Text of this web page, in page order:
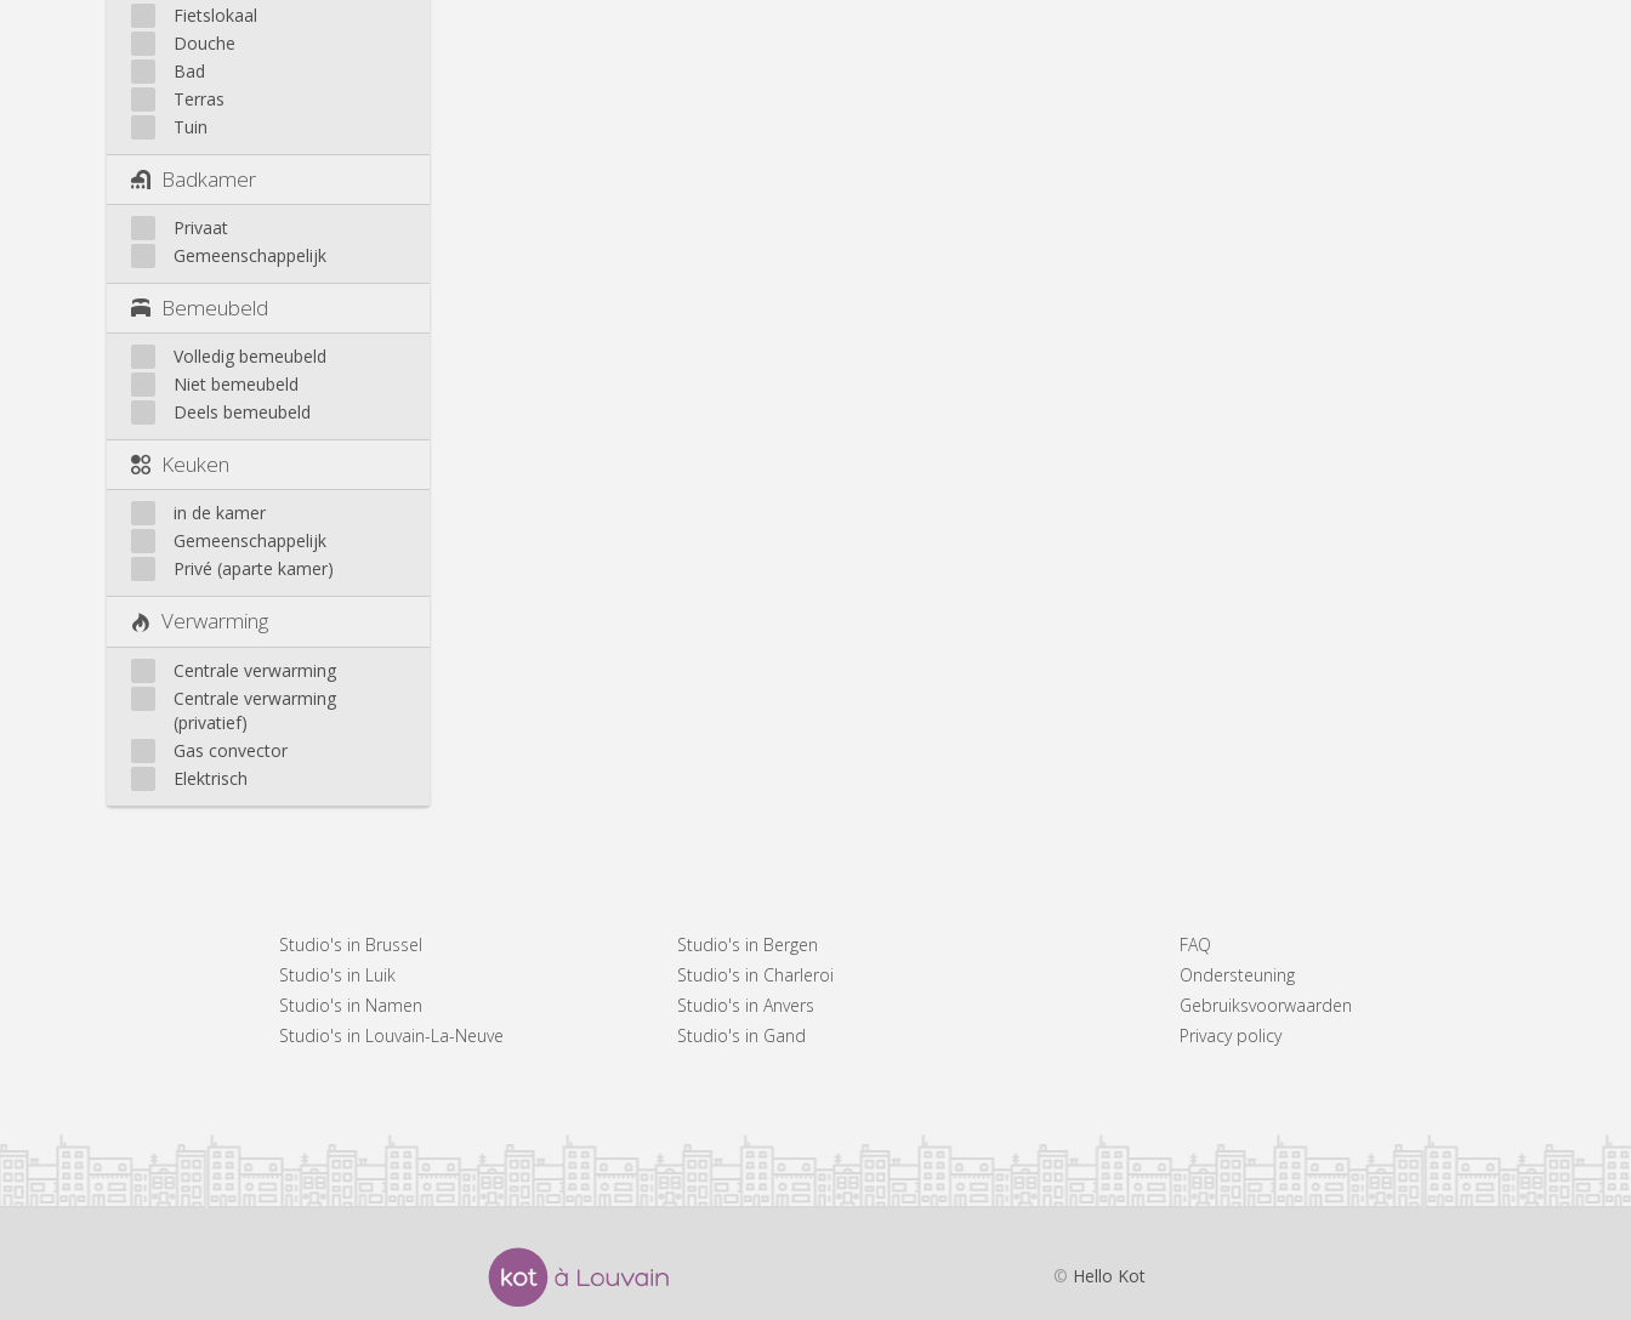
Fietslokaal
Douche
Bad
Terras
Tuin
Badkamer
Privaat
Gemeenschappelijk
Bemeubeld
Volledig bemeubeld
Niet bemeubeld
Deels bemeubeld
Keuken
in de kamer
Gemeenschappelijk
Privé (aparte kamer)
Verwarming
Centrale verwarming
Centrale verwarming
(privatief)
Gas convector
Elektrisch
Studio's in Brussel
Studio's in Luik
Studio's in Namen
Studio's in Louvain-La-Neuve
Studio's in Bergen
Studio's in Charleroi
Studio's in Anvers
Studio's in Gand
FAQ
Ondersteuning
Gebruiksvoorwaarden
Privacy policy
© Hello Kot